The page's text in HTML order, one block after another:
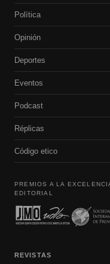
Política
Opinión
Deportes
Eventos
Podcast
Réplicas
Código etico
PREMIOS A LA
EDITORIAL
REVISTAS